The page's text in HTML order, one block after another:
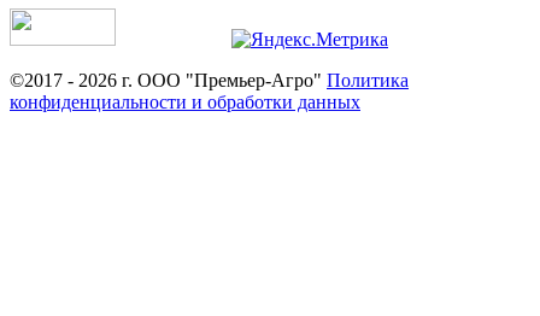
©2017 - 2026 г. ООО "Премьер-Агро" Политика
конфиденциальности и обработки данных